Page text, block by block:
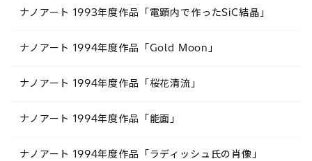
ナノアート 1993年度作品「電顕内で作ったSiC結晶」
ナノアート 1994年度作品「Gold Moon」
ナノアート 1994年度作品「桜花清流」
ナノアート 1994年度作品「能面」
ナノアート 1994年度作品「ラディッシュ氏の肖像」